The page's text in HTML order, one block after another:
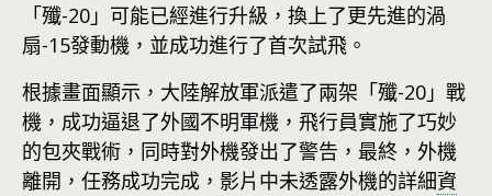
「殲-20」可能已經進行升級，換上了更先進的渦
扇-15發動機，並成功進行了首次試飛。
根據畫面顯示，大陸解放軍派遣了兩架「殲-20」戰
機，成功逼退了外國不明軍機，飛行員實施了巧妙
的包夾戰術，同時對外機發出了警告，最終，外機
離開，任務成功完成，影片中未透露外機的詳細資